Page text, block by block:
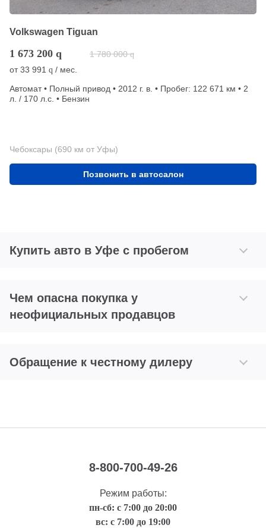
Volkswagen Tiguan
1 673 200 q 1 780 000 q
от33 991 q / мес.
Автомат • Полный привод • 2012 г. в. • Пробег: 122 671 км • 2
л. / 170 л.с. • Бензин
Чебоксары (690 км от Уфы)
Позвонить в автосалон
Купить авто в Уфе с пробегом
Чем опасна покупка у
неофициальных продавцов
Обращение к честному дилеру
8-800-700-49-26
Режим работы:
пн-сб: с 7:00 до 20:00
вс: с 7:00 до 19:00